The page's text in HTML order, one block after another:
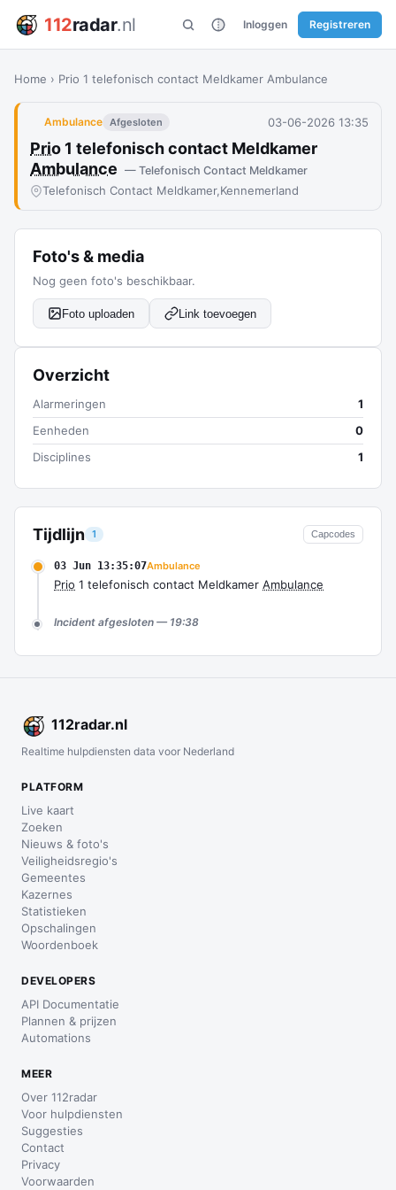
112radar.nl Inloggen Registreren
Home › Prio 1 telefonisch contact Meldkamer Ambulance
Ambulance Afgesloten 03-06-2026 13:35
Prio 1 telefonisch contact Meldkamer
Ambulance — Telefonisch Contact Meldkamer
Telefonisch Contact Meldkamer,Kennemerland
Tijdlijn 1 Capcodes
03 Jun 13:35:07Ambulance
Prio 1 telefonisch contact Meldkamer Ambulance
Incident afgesloten — 19:38
Foto's & media
Nog geen foto's beschikbaar.
Foto uploaden Link toevoegen
Overzicht
Alarmeringen
1
Eenheden
0
Disciplines
1
112radar.nl
Realtime hulpdiensten data voor Nederland
PLATFORM
Live kaart
Zoeken
Nieuws & foto's
Veiligheidsregio's
Gemeentes
Kazernes
Statistieken
Opschalingen
Woordenboek
DEVELOPERS
API Documentatie
Plannen & prijzen
Automations
MEER
Over 112radar
Voor hulpdiensten
Suggesties
Contact
Privacy
Voorwaarden